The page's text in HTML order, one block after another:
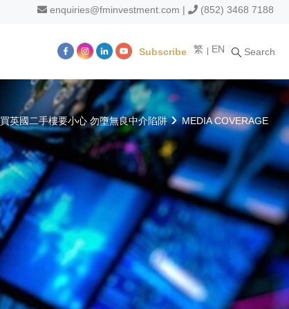
enquiries@fminvestment.com | (852) 3468 7188
Subscribe 繁 EN Search
買英國二手樓要小心 勿墮無良中介陷阱 MEDIA COVERAGE